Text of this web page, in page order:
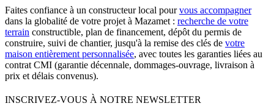
Faites confiance à un constructeur local pourvous accompagner
dans la globalité de votre projet à Mazamet : recherche de votre
terrain constructible, plan de financement, dépôt du permis de
construire, suivi de chantier, jusqu'à la remise des clés de votre
maison entièrement personnalisée, avec toutes les garanties liées au
contrat CMI (garantie décennale, dommages-ouvrage, livraison à
prix et délais convenus).
INSCRIVEZ-VOUS À NOTRE NEWSLETTER